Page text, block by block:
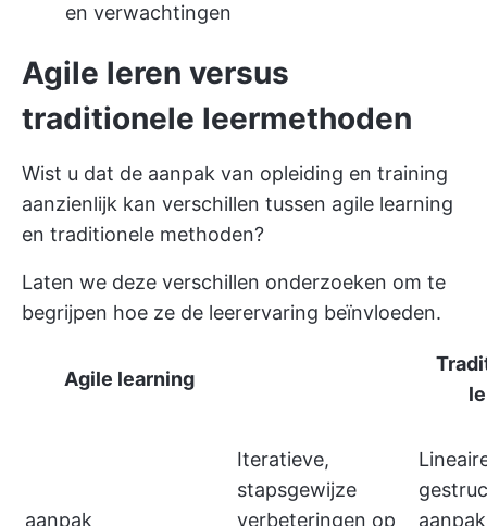
en verwachtingen
Agile leren versus
traditionele leermethoden
Wist u dat de aanpak van opleiding en training
aanzienlijk kan verschillen tussen agile learning
en traditionele methoden?
Laten we deze verschillen onderzoeken om te
begrijpen hoe ze de leerervaring beïnvloeden.
Agile learning
aanpak
Iteratieve,
stapsgewijze
verbeteringen op